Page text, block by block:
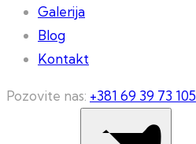
Galerija
Blog
Kontakt
Pozovite nas: +381 69 39 73 105